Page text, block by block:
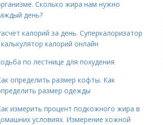
Сколько жира нам нужно
день?
калорий за день. Суперкалоризатор
калорий онлайн
по лестнице для похудения
определить размер кофты. Как
размер одежды
измерить процент подкожного жира в
условиях. Измерение кожной